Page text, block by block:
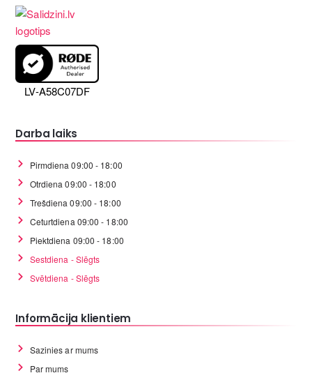
LV-A58C07DF
Darba laiks
Pirmdiena 09:00 - 18:00
Otrdiena 09:00 - 18:00
Trešdiena 09:00 - 18:00
Ceturtdiena 09:00 - 18:00
Piektdiena 09:00 - 18:00
Sestdiena - Slēgts
Svētdiena - Slēgts
Informācija klientiem
Sazinies ar mums
Par mums